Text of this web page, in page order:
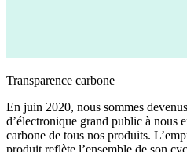
Transparence carbone
En juin 2020, nous sommes
d’électronique grand public à nous
carbone de tous nos produits.
produit reflète l’ensemble de son